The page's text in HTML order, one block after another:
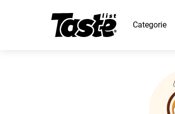
Categorie